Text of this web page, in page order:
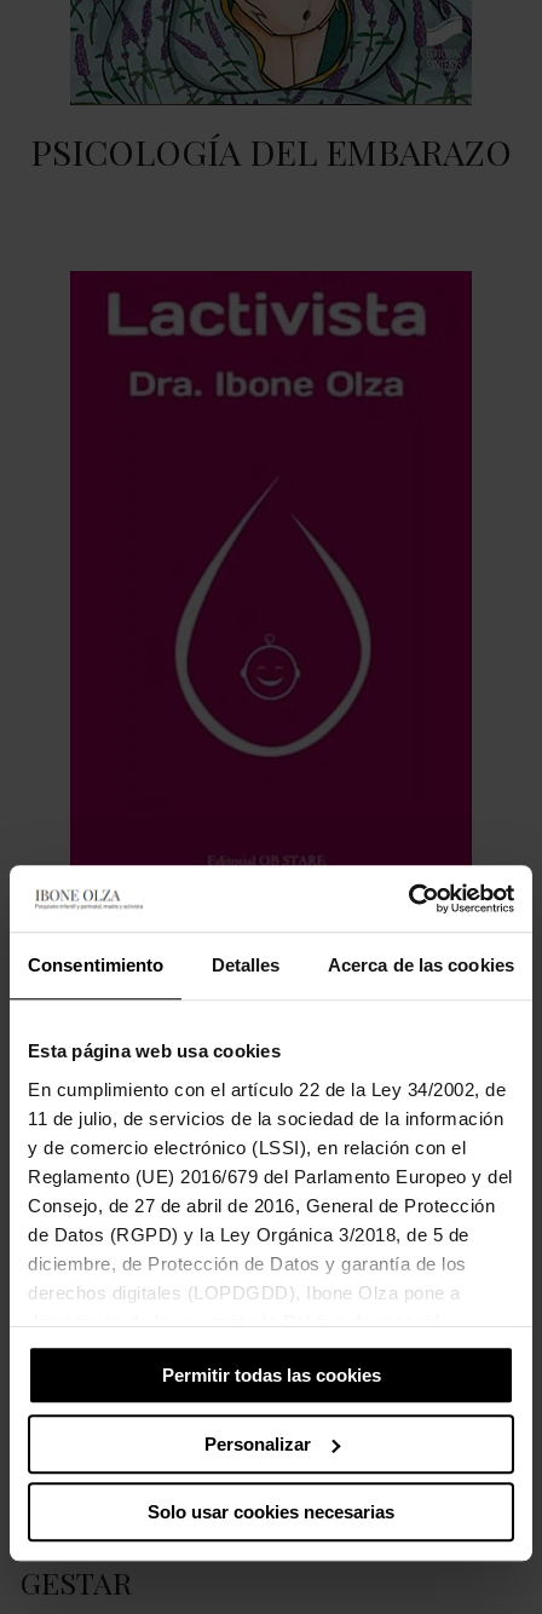
Consentimiento Detalles Acerca de las cookies
Esta página web usa cookies
En cumplimiento con el artículo 22 de la Ley 34/2002, de
11 de julio, de servicios de la sociedad de la información
y de comercio electrónico (LSSI), en relación con el
Reglamento (UE) 2016/679 del Parlamento Europeo y del
Consejo, de 27 de abril de 2016, General de Protección
de Datos (RGPD) y la Ley Orgánica 3/2018, de 5 de
diciembre, de Protección de Datos y garantía de los
derechos digitales (LOPDGDD), Ibone Olza pone a
disposición de los usuarios la Política de recogida y
tratamiento de cookies del sitio Web.
Permitir todas las cookies
Personalizar
Solo usar cookies necesarias
PSICOLOGÍA DEL EMBARAZO
LACTIVISTA
GESTAR